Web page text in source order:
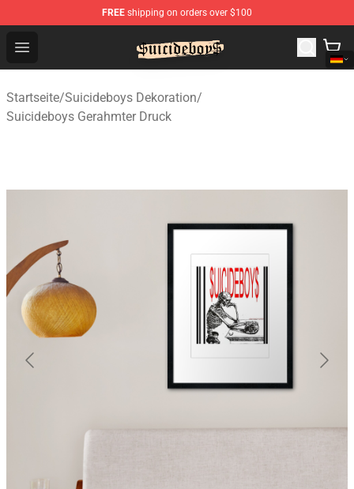
FREE shipping on orders over $100
Open menu
$uicideboy$ Shop - Official $uicideboy$ Merchandise
Startseite/Suicideboys Dekoration/
Suicideboys Gerahmter Druck